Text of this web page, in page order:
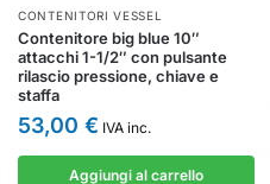
CONTENITORI VESSEL
Contenitore big blue 10″
attacchi 1-1/2″ con pulsante
rilascio pressione, chiave e
staffa
53,00 € IVA inc.
Aggiungi al carrello